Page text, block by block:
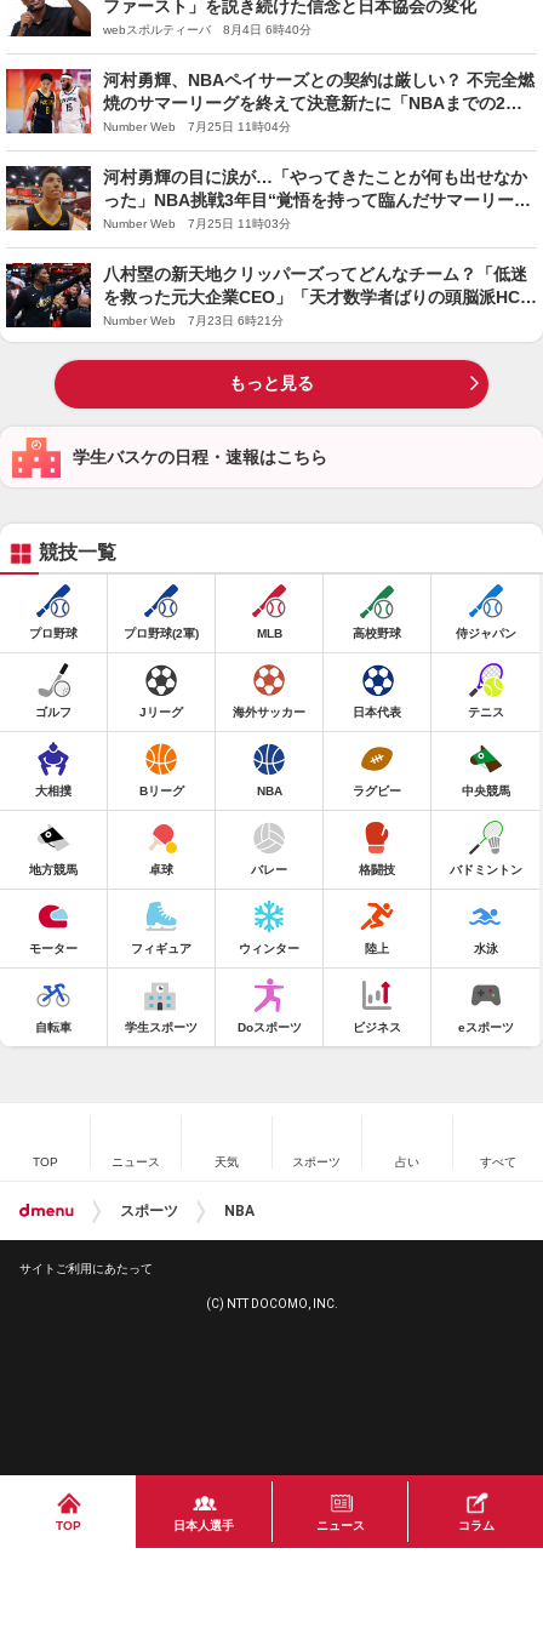
ファースト」を説き続けた信念と日本協会の変化
webスポルティーバ 8月4日 6時40分
河村勇輝、NBAペイサーズとの契約は厳しい？ 不完全燃
焼のサマーリーグを終えて決意新たに「NBAまでの2カ
月間、ここ数年で一番きつい夏にします」
Number Web 7月25日 11時04分
河村勇輝の目に涙が…「やってきたことが何も出せなか
った」NBA挑戦3年目“覚悟を持って臨んだサマーリー
グ”で痛感「NBA本契約をつかむための課題」
Number Web 7月25日 11時03分
八村塁の新天地クリッパーズってどんなチーム？「低迷
を救った元大企業CEO」「天才数学者ばりの頭脳派HC」
給料は下がるも、“NBA第3章”にそろう好条件
Number Web 7月23日 6時21分
もっと見る
学生バスケの日程・速報はこちら
TOP 日本人選手 ニュース コラム
競技一覧
プロ野球 プロ野球(2軍) MLB 高校野球 侍ジャパン
ゴルフ Jリーグ 海外サッカー 日本代表 テニス
大相撲 Bリーグ NBA ラグビー 中央競馬
地方競馬 卓球 バレー 格闘技 バドミントン
モーター フィギュア ウィンター 陸上 水泳
自転車 学生スポーツ Doスポーツ ビジネス eスポーツ
TOP ニュース 天気 スポーツ 占い すべて
スポーツ NBA
サイトご利用にあたって
(C) NTT DOCOMO, INC.